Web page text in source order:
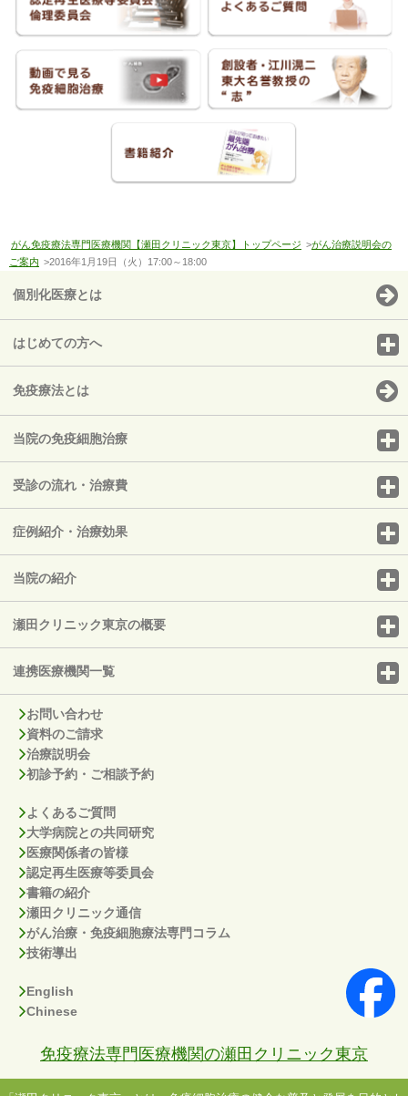
がん免疫療法専門医療機関【瀬田クリニック東京】トップページ >がん治療説明会の
ご案内 >2016年1月19日（火）17:00～18:00
個別化医療とは
はじめての方へ
免疫療法とは
当院の免疫細胞治療
受診の流れ・治療費
症例紹介・治療効果
当院の紹介
瀬田クリニック東京の概要
連携医療機関一覧
お問い合わせ
資料のご請求
治療説明会
初診予約・ご相談予約
よくあるご質問
大学病院との共同研究
医療関係者の皆様
認定再生医療等委員会
書籍の紹介
瀬田クリニック通信
がん治療・免疫細胞療法専門コラム
技術導出
English
Chinese
免疫療法専門医療機関の瀬田クリニック東京